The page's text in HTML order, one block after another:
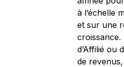
à l’échelle
et sur une
croissance.
d’Affilié ou
de